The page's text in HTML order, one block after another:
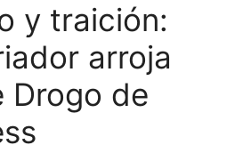
y traición:
arroja
Drogo de